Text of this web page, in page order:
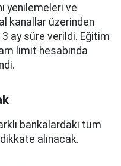
yenilemeleri ve
kanallar üzerinden
ay süre verildi. Eğitim
limit hesabında
bankalardaki tüm
alınacak.